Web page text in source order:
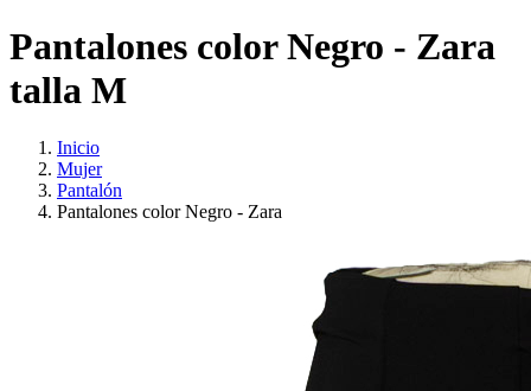
Pantalones color Negro - Zara
talla M
Inicio
Mujer
Pantalón
Pantalones color Negro - Zara